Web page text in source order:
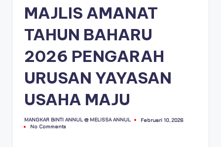
MAJLIS AMANAT
TAHUN BAHARU
2026 PENGARAH
URUSAN YAYASAN
USAHA MAJU
MANGKAR BINTI ANNUL @ MELISSA ANNUL
Februari 10, 2026
No Comments